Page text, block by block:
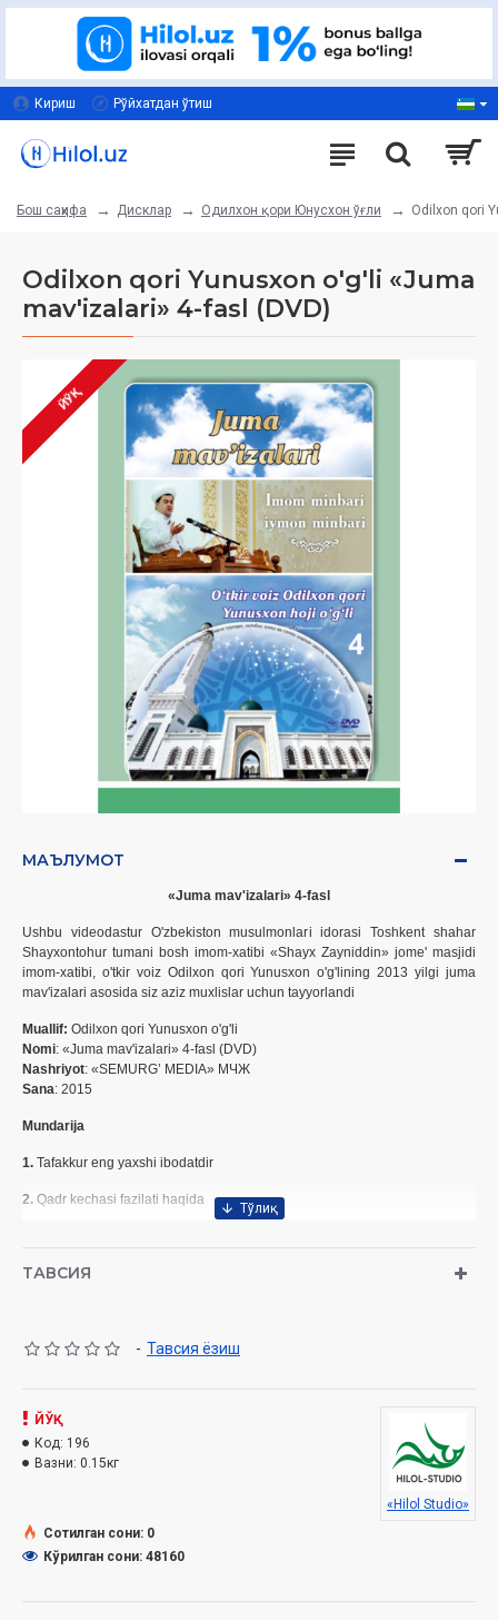
Кириш Рўйхатдан ўтиш
Бош саҳифа Дисклар Одилхон қори Юнусхон ўғли Odilxon qori
Odilxon qori Yunusxon o'g'li «Juma
mav'izalari» 4-fasl (DVD)
ЙЎҚ
МАЪЛУМОТ
«Juma mav'izalari» 4-fasl
Ushbu videodastur O'zbekiston musulmonlari idorasi Toshkent shahar
Shayxontohur tumani bosh imom-xatibi «Shayx Zayniddin» jome' masjidi
imom-xatibi, o'tkir voiz Odilxon qori Yunusxon o'g'lining 2013 yilgi juma
mav'izalari asosida siz aziz muxlislar uchun tayyorlandi
Muallif: Odilxon qori Yunusxon o'g'li
Nomi: «Juma mav'izalari» 4-fasl (DVD)
Nashriyot: «SEMURG’ MEDIA» МЧЖ
Sana: 2015
Mundarija
1. Tafakkur eng yaxshi ibodatdir
2. Qadr kechasi fazilati haqida
4.Tinchlik, taraqqiyot va farovonlik yo'li
ТАВСИЯ
- Тавсия ёзиш
ЙЎҚ
Код: 196
Вазни: 0.15кг
«Hilol Studio»
Сотилган сони: 0
Кўрилган сони: 48160